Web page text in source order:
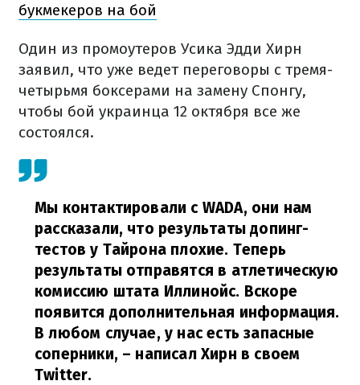
букмекеров на бой
Один из промоутеров Усика Эдди Хирн
заявил, что уже ведет переговоры с тремя-
четырьмя боксерами на замену Спонгу,
чтобы бой украинца 12 октября все же
состоялся.
Мы контактировали с WADA, они нам
рассказали, что результаты допинг-
тестов у Тайрона плохие. Теперь
результаты отправятся в атлетическую
комиссию штата Иллинойс. Вскоре
появится дополнительная информация.
В любом случае, у нас есть запасные
соперники, – написал Хирн в своем
Twitter.